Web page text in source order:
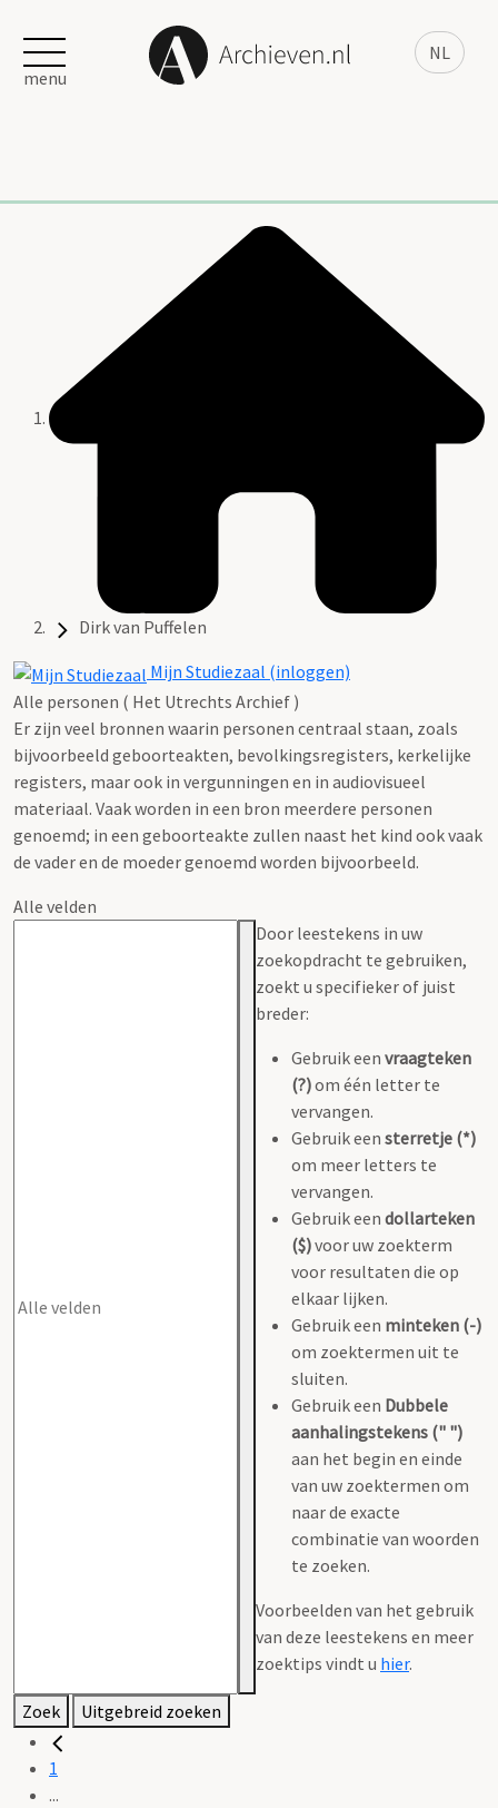
NL
menu
Dirk van Puffelen
Mijn Studiezaal (inloggen)
Alle personen ( Het Utrechts Archief )
Er zijn veel bronnen waarin personen centraal staan, zoals
bijvoorbeeld geboorteakten, bevolkingsregisters, kerkelijke
registers, maar ook in vergunningen en in audiovisueel
materiaal. Vaak worden in een bron meerdere personen
genoemd; in een geboorteakte zullen naast het kind ook vaak
de vader en de moeder genoemd worden bijvoorbeeld.
Alle velden
Door leestekens in uw
zoekopdracht te gebruiken,
zoekt u specifieker of juist
breder:
Gebruik een vraagteken
(?)om één letter te
vervangen.
Gebruik een sterretje (*)
om meer letters te
vervangen.
Gebruik een dollarteken
($)voor uw zoekterm
voor resultaten die op
elkaar lijken.
Gebruik een minteken (-)
om zoektermen uit te
sluiten.
Gebruik een Dubbele
aanhalingstekens (" ")
aan het begin en einde
van uw zoektermen om
naar de exacte
combinatie van woorden
te zoeken.
Voorbeelden van het gebruik
van deze leestekens en meer
zoektips vindt u hier.
Zoek Uitgebreid zoeken
1
...